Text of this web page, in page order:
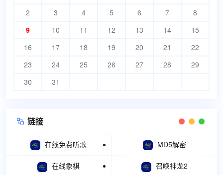
2
3 4 5 6 7
8
9
10 11 12 13 14
15
16
17 18 19 20 21
22
23
24 25 26 27 28
29
30
31
 链接
在线免费听歌 MD5解密
在线象棋 召唤神龙2